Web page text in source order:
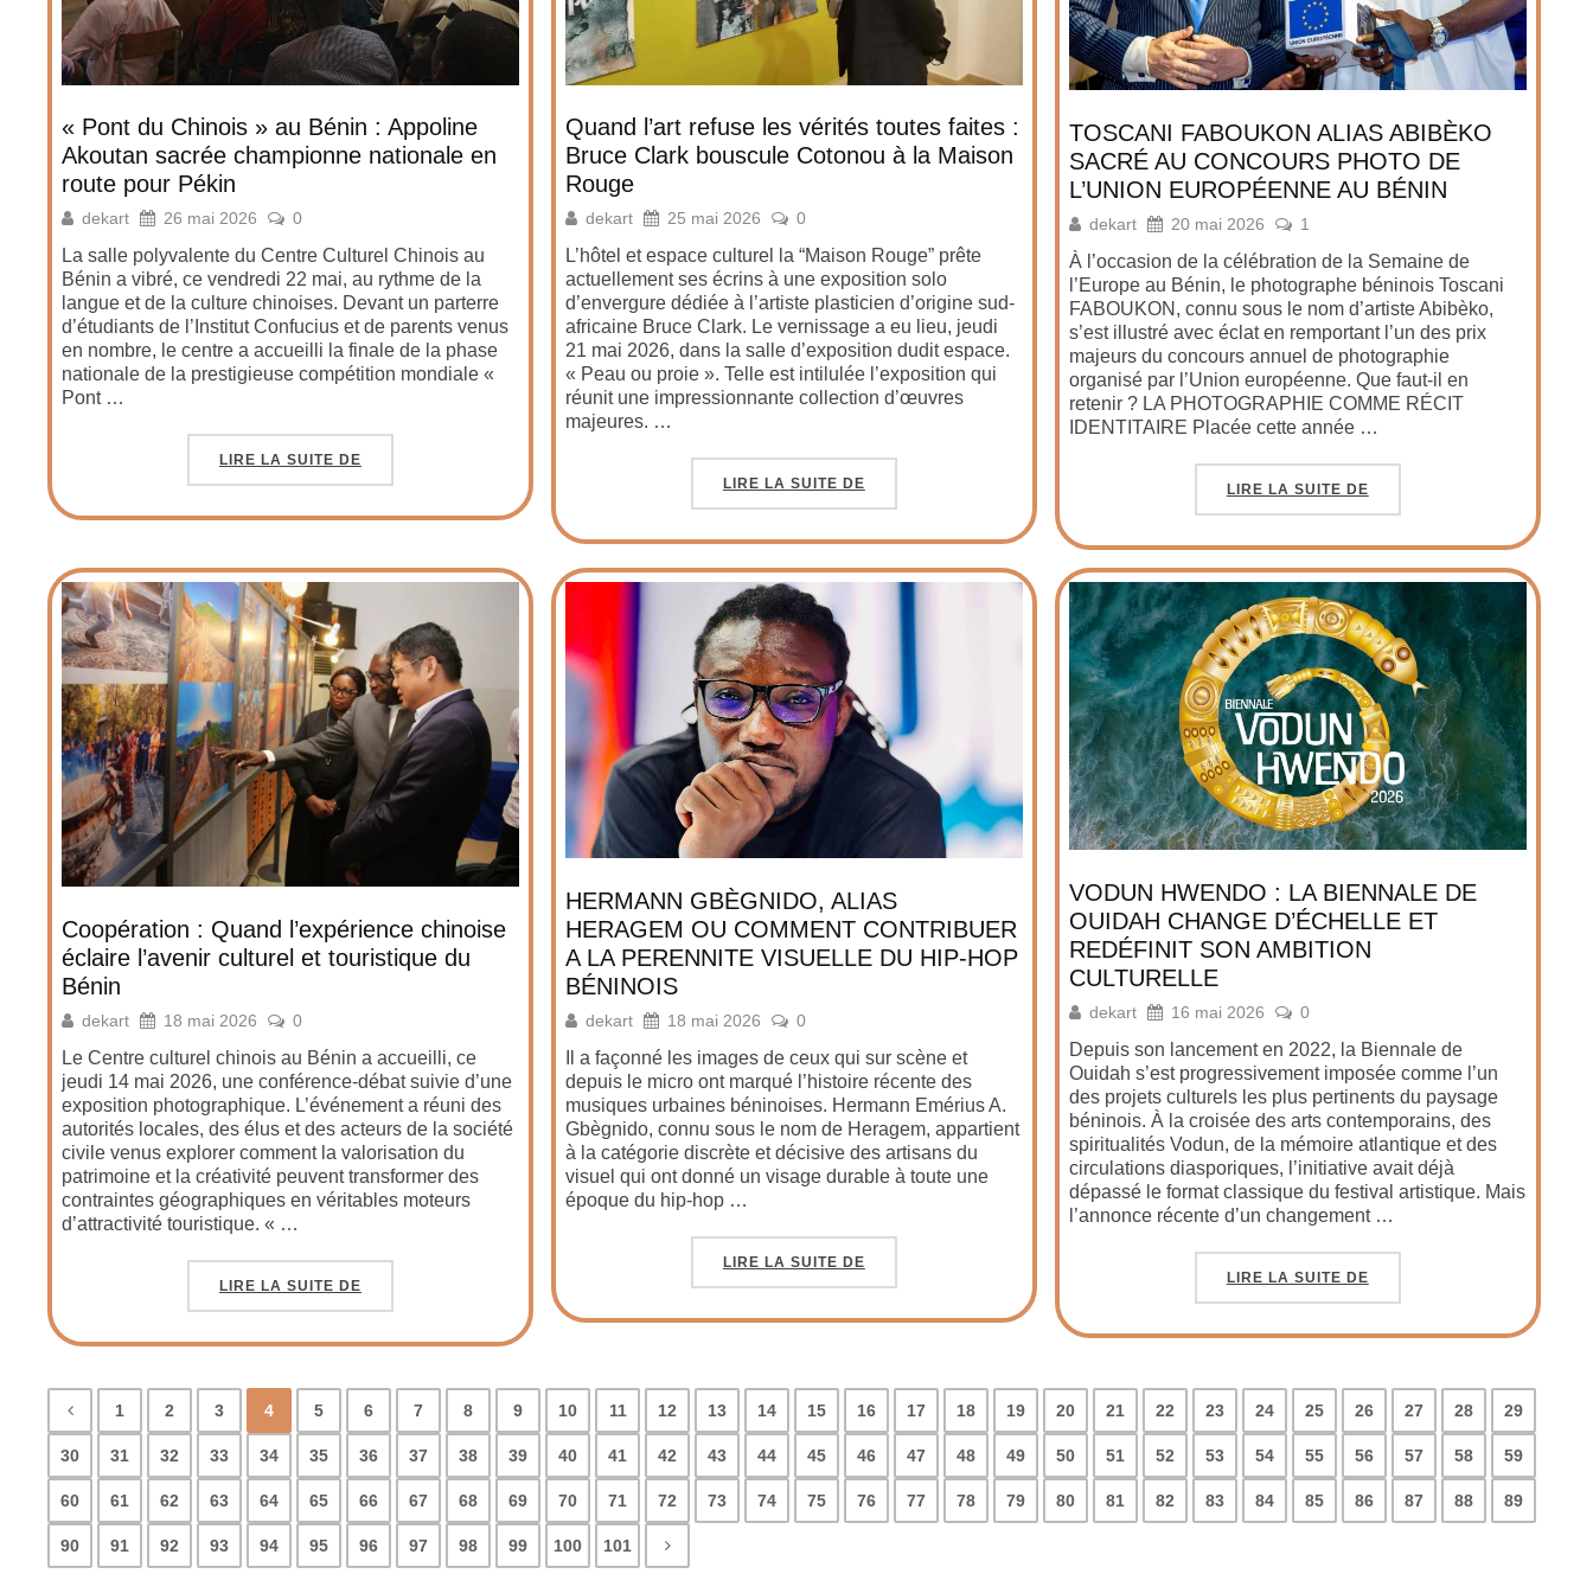
« Pont du Chinois » au Bénin : Appoline
Akoutan sacrée championne nationale en
route pour Pékin
dekart 26 mai 2026 0
La salle polyvalente du Centre Culturel Chinois au
Bénin a vibré, ce vendredi 22 mai, au rythme de la
langue et de la culture chinoises. Devant un parterre
d’étudiants de l’Institut Confucius et de parents venus
en nombre, le centre a accueilli la finale de la phase
nationale de la prestigieuse compétition mondiale «
Pont …
LIRE LA SUITE DE
Quand l’art refuse les vérités toutes faites :
Bruce Clark bouscule Cotonou à la Maison
Rouge
dekart 25 mai 2026 0
L’hôtel et espace culturel la “Maison Rouge” prête
actuellement ses écrins à une exposition solo
d’envergure dédiée à l’artiste plasticien d’origine sud-
africaine Bruce Clark. Le vernissage a eu lieu, jeudi
21 mai 2026, dans la salle d’exposition dudit espace.
« Peau ou proie ». Telle est intilulée l’exposition qui
réunit une impressionnante collection d’œuvres
majeures. …
LIRE LA SUITE DE
TOSCANI FABOUKON ALIAS ABIBÈKO
SACRÉ AU CONCOURS PHOTO DE
L’UNION EUROPÉENNE AU BÉNIN
dekart 20 mai 2026 1
À l’occasion de la célébration de la Semaine de
l’Europe au Bénin, le photographe béninois Toscani
FABOUKON, connu sous le nom d’artiste Abibèko,
s’est illustré avec éclat en remportant l’un des prix
majeurs du concours annuel de photographie
organisé par l’Union européenne. Que faut-il en
retenir ? LA PHOTOGRAPHIE COMME RÉCIT
IDENTITAIRE Placée cette année …
LIRE LA SUITE DE
Coopération : Quand l’expérience chinoise
éclaire l’avenir culturel et touristique du
Bénin
dekart 18 mai 2026 0
Le Centre culturel chinois au Bénin a accueilli, ce
jeudi 14 mai 2026, une conférence-débat suivie d’une
exposition photographique. L’événement a réuni des
autorités locales, des élus et des acteurs de la société
civile venus explorer comment la valorisation du
patrimoine et la créativité peuvent transformer des
contraintes géographiques en véritables moteurs
d’attractivité touristique. « …
LIRE LA SUITE DE
HERMANN GBÈGNIDO, ALIAS
HERAGEM OU COMMENT CONTRIBUER
A LA PERENNITE VISUELLE DU HIP-HOP
BÉNINOIS
dekart 18 mai 2026 0
Il a façonné les images de ceux qui sur scène et
depuis le micro ont marqué l’histoire récente des
musiques urbaines béninoises. Hermann Emérius A.
Gbègnido, connu sous le nom de Heragem, appartient
à la catégorie discrète et décisive des artisans du
visuel qui ont donné un visage durable à toute une
époque du hip-hop …
LIRE LA SUITE DE
VODUN HWENDO : LA BIENNALE DE
OUIDAH CHANGE D’ÉCHELLE ET
REDÉFINIT SON AMBITION
CULTURELLE
dekart 16 mai 2026 0
Depuis son lancement en 2022, la Biennale de
Ouidah s’est progressivement imposée comme l’un
des projets culturels les plus pertinents du paysage
béninois. À la croisée des arts contemporains, des
spiritualités Vodun, de la mémoire atlantique et des
circulations diasporiques, l’initiative avait déjà
dépassé le format classique du festival artistique. Mais
l’annonce récente d’un changement …
LIRE LA SUITE DE
1 2 3 4 5 6 7 8 9 10 11 12 13 14 15 16 17 18 19 20 21 22 23 24 25 26 27 28 29
30 31 32 33 34 35 36 37 38 39 40 41 42 43 44 45 46 47 48 49 50 51 52 53 54 55 56 57 58 59
60 61 62 63 64 65 66 67 68 69 70 71 72 73 74 75 76 77 78 79 80 81 82 83 84 85 86 87 88 89
90 91 92 93 94 95 96 97 98 99 100 101